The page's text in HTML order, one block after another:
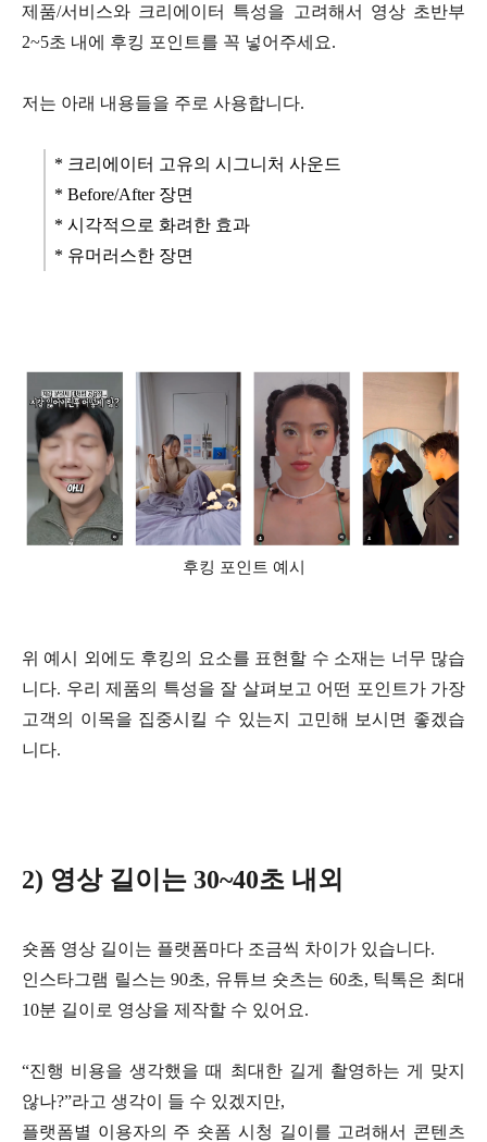
제품/서비스와 크리에이터 특성을 고려해서 영상 초반부
2~5초 내에 후킹 포인트를 꼭 넣어주세요.
저는 아래 내용들을 주로 사용합니다.
* 크리에이터 고유의 시그니처 사운드
* Before/After 장면
* 시각적으로 화려한 효과
* 유머러스한 장면
후킹 포인트 예시
위 예시 외에도 후킹의 요소를 표현할 수 소재는 너무 많습
니다. 우리 제품의 특성을 잘 살펴보고 어떤 포인트가 가장
고객의 이목을 집중시킬 수 있는지 고민해 보시면 좋겠습
니다.
2) 영상 길이는 30~40초 내외
숏폼 영상 길이는 플랫폼마다 조금씩 차이가 있습니다.
인스타그램 릴스는 90초, 유튜브 숏츠는 60초, 틱톡은 최대
10분 길이로 영상을 제작할 수 있어요.
“진행 비용을 생각했을 때 최대한 길게 촬영하는 게 맞지
않나?”라고 생각이 들 수 있겠지만,
플랫폼별 이용자의 주 숏폼 시청 길이를 고려해서 콘텐츠